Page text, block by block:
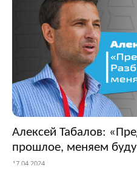
Алексей Табалов:
прошлое, меняем
17.04.2024